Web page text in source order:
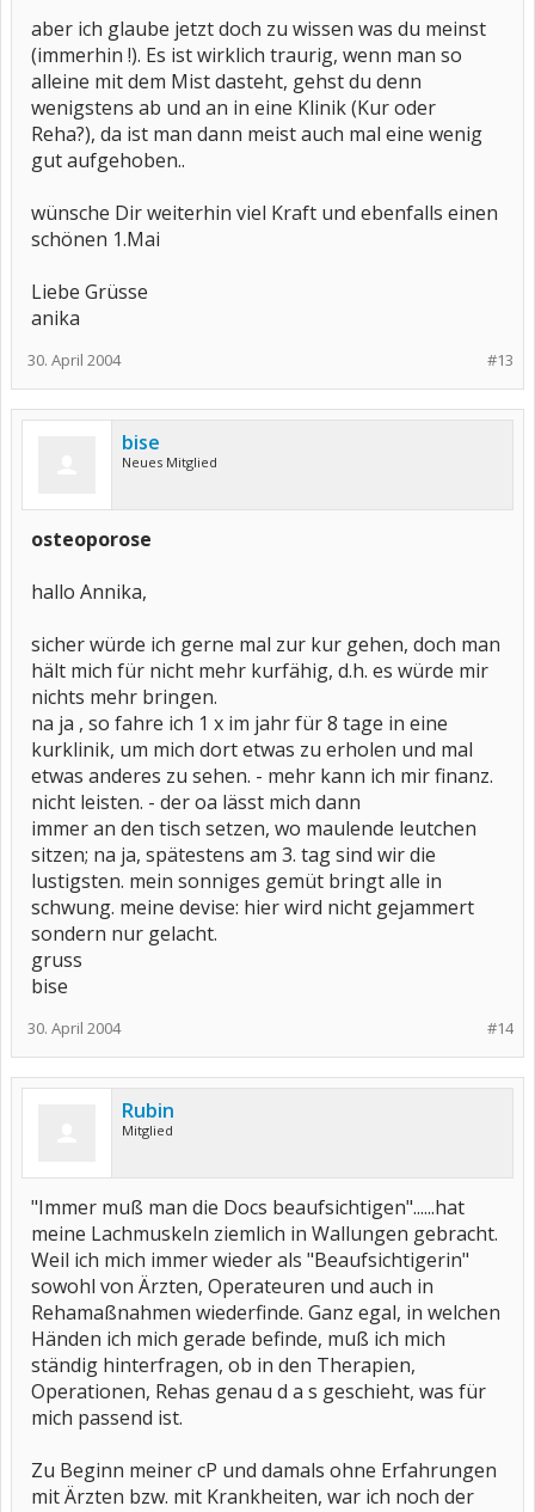
aber ich glaube jetzt doch zu wissen was du meinst
(immerhin !). Es ist wirklich traurig, wenn man so
alleine mit dem Mist dasteht, gehst du denn
wenigstens ab und an in eine Klinik (Kur oder
Reha?), da ist man dann meist auch mal eine wenig
gut aufgehoben..
wünsche Dir weiterhin viel Kraft und ebenfalls einen
schönen 1.Mai
Liebe Grüsse
anika
#13
30. April 2004
bise
Neues Mitglied
osteoporose
hallo Annika,
sicher würde ich gerne mal zur kur gehen, doch man
hält mich für nicht mehr kurfähig, d.h. es würde mir
nichts mehr bringen.
na ja , so fahre ich 1 x im jahr für 8 tage in eine
kurklinik, um mich dort etwas zu erholen und mal
etwas anderes zu sehen. - mehr kann ich mir finanz.
nicht leisten. - der oa lässt mich dann
immer an den tisch setzen, wo maulende leutchen
sitzen; na ja, spätestens am 3. tag sind wir die
lustigsten. mein sonniges gemüt bringt alle in
schwung. meine devise: hier wird nicht gejammert
sondern nur gelacht.
gruss
bise
#14
30. April 2004
Rubin
Mitglied
"Immer muß man die Docs beaufsichtigen"......hat
meine Lachmuskeln ziemlich in Wallungen gebracht.
Weil ich mich immer wieder als "Beaufsichtigerin"
sowohl von Ärzten, Operateuren und auch in
Rehamaßnahmen wiederfinde. Ganz egal, in welchen
Händen ich mich gerade befinde, muß ich mich
ständig hinterfragen, ob in den Therapien,
Operationen, Rehas genau d a s geschieht, was für
mich passend ist.
Zu Beginn meiner cP und damals ohne Erfahrungen
mit Ärzten bzw. mit Krankheiten, war ich noch der